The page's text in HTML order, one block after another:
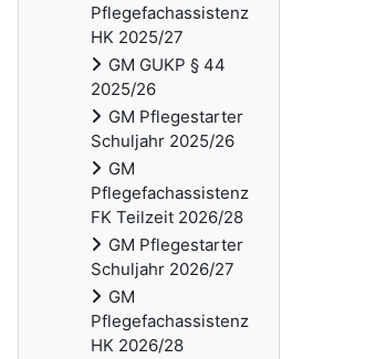
Pflegefachassistenz
HK 2025/27
GM GUKP § 44
2025/26
GM Pflegestarter
Schuljahr 2025/26
GM
Pflegefachassistenz
FK Teilzeit 2026/28
GM Pflegestarter
Schuljahr 2026/27
GM
Pflegefachassistenz
HK 2026/28